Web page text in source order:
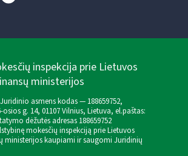
inspekcija prie Lietuvos
ministerijos
asmens kodas — 188659752,
osios g. 14, 01107 Vilnius, Lietuva, el.paštas:
dėžutės adresas 188659752
mokesčių inspekciją prie Lietuvos
ministerijos kaupiami ir saugomi Juridinių